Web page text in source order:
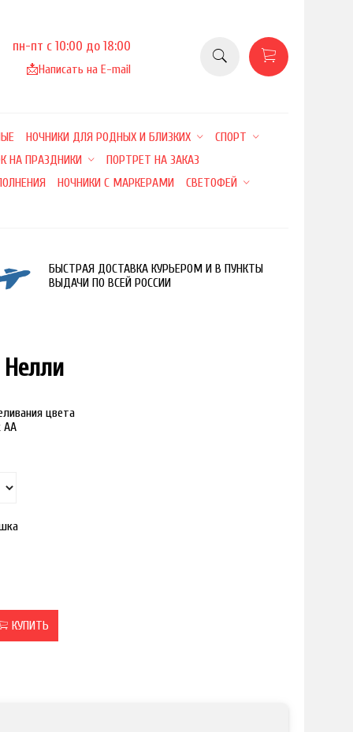
пн-пт с 10:00 до 18:00
📩Написать на E-mail
НОЧНИКИ ДЛЯ РОДНЫХ И БЛИЗКИХ
СПОРТ
НА ПРАЗДНИКИ
ПОРТРЕТ НА ЗАКАЗ
НОЧНИКИ С МАРКЕРАМИ СВЕТОФЕЙ
БЫСТРАЯ ДОСТАВКА КУРЬЕРОМ И В ПУНКТЫ
ВЫДАЧИ ПО ВСЕЙ РОССИИ
цвета
АА
КУПИТЬ